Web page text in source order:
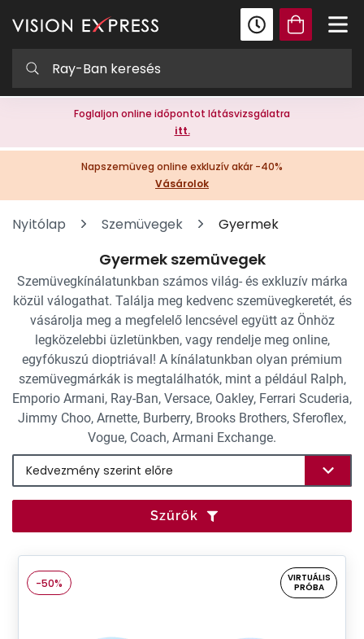
Foglaljon online időpontot látásvizsgálatra
itt.
Napszemüveg online exkluzív akár -40%
Vásárolok
Nyitólap Szemüvegek Gyermek
Gyermek szemüvegek
Szemüvegkínálatunkban számos világ- és exkluzív márka
közül válogathat. Találja meg kedvenc szemüvegkeretét, és
vásárolja meg a megfelelő lencsével együtt az Önhöz
legközelebbi üzletünkben, vagy rendelje meg online,
egyfókuszú dioptriával! A kínálatunkban olyan prémium
szemüvegmárkák is megtalálhatók, mint a például Ralph,
Emporio Armani, Ray-Ban, Versace, Oakley, Ferrari Scuderia,
Jimmy Choo, Arnette, Burberry, Brooks Brothers, Sferoflex,
Vogue, Coach, Armani Exchange.
Szűrők
-50%
VIRTUÁLIS
PRÓBA